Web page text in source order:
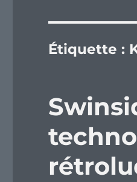
Étiquette :